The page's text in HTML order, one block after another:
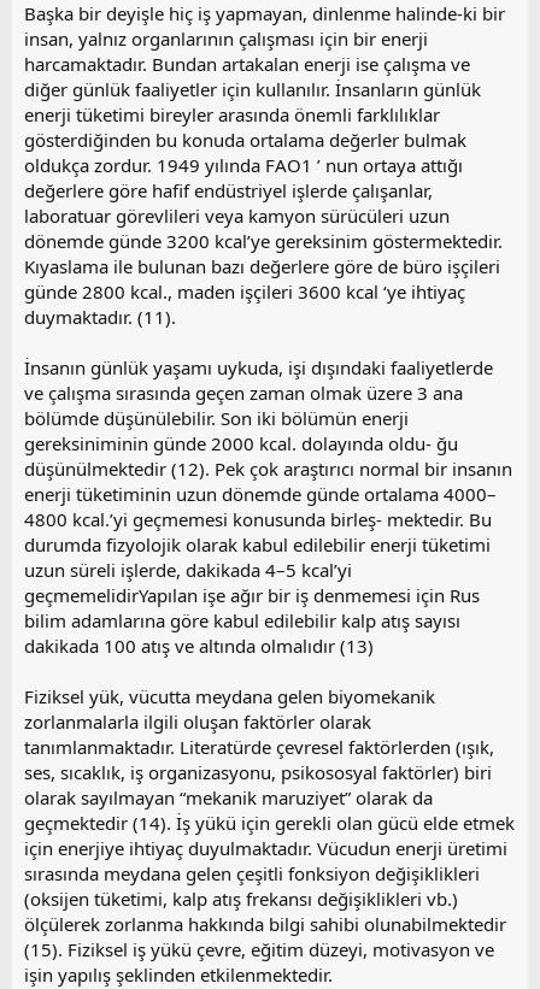
Başka bir deyişle hiç iş yapmayan, dinlenme halinde-ki bir
insan, yalnız organlarının çalışması için bir enerji
harcamaktadır. Bundan artakalan enerji ise çalışma ve
diğer günlük faaliyetler için kullanılır. İnsanların günlük
enerji tüketimi bireyler arasında önemli farklılıklar
gösterdiğinden bu konuda ortalama değerler bulmak
oldukça zordur. 1949 yılında FAO1 ’ nun ortaya attığı
değerlere göre hafif endüstriyel işlerde çalışanlar,
laboratuar görevlileri veya kamyon sürücüleri uzun
dönemde günde 3200 kcal’ye gereksinim göstermektedir.
Kıyaslama ile bulunan bazı değerlere göre de büro işçileri
günde 2800 kcal., maden işçileri 3600 kcal ‘ye ihtiyaç
duymaktadır. (11).
İnsanın günlük yaşamı uykuda, işi dışındaki faaliyetlerde
ve çalışma sırasında geçen zaman olmak üzere 3 ana
bölümde düşünülebilir. Son iki bölümün enerji
gereksiniminin günde 2000 kcal. dolayında oldu- ğu
düşünülmektedir (12). Pek çok araştırıcı normal bir insanın
enerji tüketiminin uzun dönemde günde ortalama 4000–
4800 kcal.’yi geçmemesi konusunda birleş- mektedir. Bu
durumda fizyolojik olarak kabul edilebilir enerji tüketimi
uzun süreli işlerde, dakikada 4–5 kcal’yi
geçmemelidirYapılan işe ağır bir iş denmemesi için Rus
bilim adamlarına göre kabul edilebilir kalp atış sayısı
dakikada 100 atış ve altında olmalıdır (13)
Fiziksel yük, vücutta meydana gelen biyomekanik
zorlanmalarla ilgili oluşan faktörler olarak
tanımlanmaktadır. Literatürde çevresel faktörlerden (ışık,
ses, sıcaklık, iş organizasyonu, psikososyal faktörler) biri
olarak sayılmayan “mekanik maruziyet” olarak da
geçmektedir (14). İş yükü için gerekli olan gücü elde etmek
için enerjiye ihtiyaç duyulmaktadır. Vücudun enerji üretimi
sırasında meydana gelen çeşitli fonksiyon değişiklikleri
(oksijen tüketimi, kalp atış frekansı değişiklikleri vb.)
ölçülerek zorlanma hakkında bilgi sahibi olunabilmektedir
(15). Fiziksel iş yükü çevre, eğitim düzeyi, motivasyon ve
işin yapılış şeklinden etkilenmektedir.